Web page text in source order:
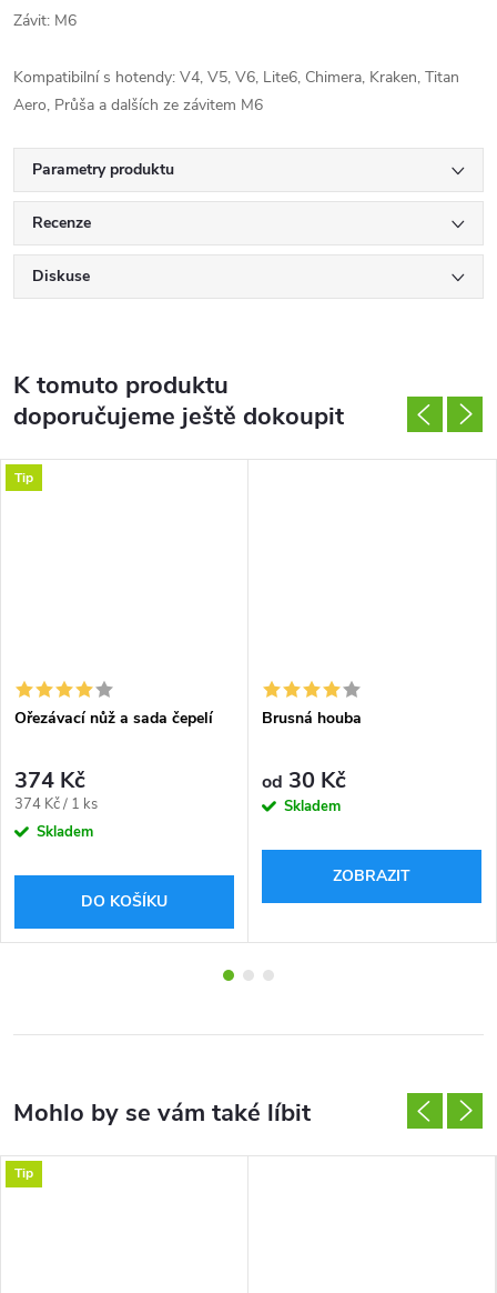
Závit: M6
Kompatibilní s hotendy: V4, V5, V6, Lite6, Chimera, Kraken, Titan
Aero, Průša a dalších ze závitem M6
Parametry produktu
Recenze
Diskuse
K tomuto produktu
doporučujeme ještě dokoupit
Tip
Ořezávací nůž a sada čepelí
374 Kč
Měrná
cena:
374 Kč / 1 ks
Skladem
DO KOŠÍKU
Brusná houba
od 30 Kč
Skladem
ZOBRAZIT
Tip